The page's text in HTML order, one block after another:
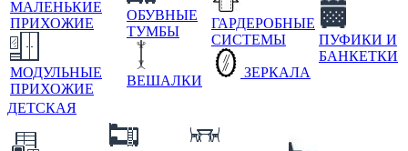
МАЛЕНЬКИЕ
ПРИХОЖИЕ
МОДУЛЬНЫЕ
ПРИХОЖИЕ
ОБУВНЫЕ
ТУМБЫ
ВЕШАЛКИ
ГАРДЕРОБНЫЕ
СИСТЕМЫ
ЗЕРКАЛА
ПУФИКИ И
БАНКЕТКИ
ДЕТСКАЯ